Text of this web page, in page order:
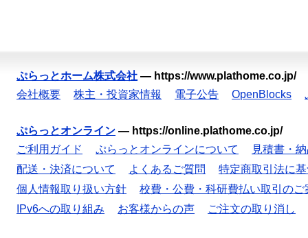
ぷらっとホーム株式会社 — https://www.plathome.co.jp/
会社概要
株主・投資家情報 電子公告 OpenBlocks
ぷらっとオンライン — https://online.plathome.co.jp/
ご利用ガイド
ぷらっとオンラインについて
見積書・
配送・決済について
よくあるご質問
特定商取引法に
個人情報取り扱い方針
校費・公費・科研費払い取引のご
IPv6への取り組み
お客様からの声 ご注文の取り消し